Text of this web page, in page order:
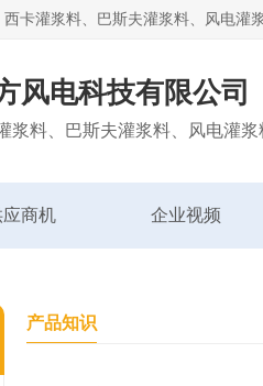
风电科技有限公司
应商机 企业视频
产品知识